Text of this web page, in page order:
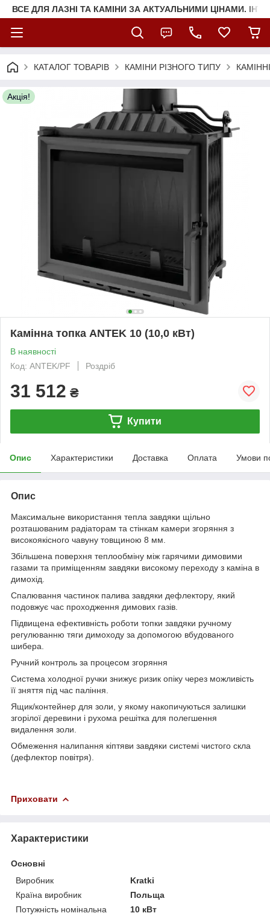
ВСЕ ДЛЯ ЛАЗНІ ТА КАМІНИ ЗА АКТУАЛЬНИМИ ЦІНАМИ.
КАТАЛОГ ТОВАРІВ КАМІНИ РІЗНОГО ТИПУ
Акція!
Камінна топка ANTEK 10 (10,0 кВт)
В наявності
Код: ANTEK/PF
Роздріб
31 512 ₴
Купити
Опис Характеристики Доставка Оплата Умови
Опис
Максимальне використання тепла завдяки щільно
розташованим радіаторам та стінкам камери згоряння з
високоякісного чавуну товщиною 8 мм.
Збільшена поверхня теплообміну між гарячими димовими
газами та приміщенням завдяки високому переходу з каміна в
димохід.
Спалювання частинок палива завдяки дефлектору, який
подовжує час проходження димових газів.
Підвищена ефективність роботи топки завдяки ручному
регулюванню тяги димоходу за допомогою вбудованого
шибера.
Ручний контроль за процесом згоряння
Система холодної ручки знижує ризик опіку через можливість
її зняття під час паління.
Ящик/контейнер для золи, у якому накопичуються залишки
згорілої деревини і рухома решітка для полегшення
видалення золи.
Обмеження налипання кіптяви завдяки системі чистого скла
(дефлектор повітря).
Приховати
Характеристики
Основні
Виробник
Kratki
Країна виробник
Польща
Потужність номінальна
10 кВт